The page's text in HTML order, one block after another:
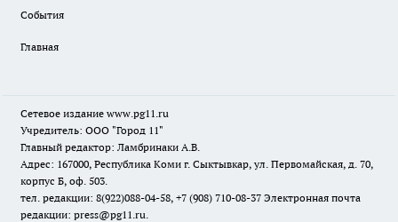
События
Главная
Сетевое издание www.pg11.ru
Учредитель: ООО "Город 11"
Главный редактор: Ламбринаки А.В.
Адрес: 167000, Республика Коми г. Сыктывкар, ул. Первомайская, д. 70,
корпус Б, оф. 503.
тел. редакции: 8(922)088-04-58, +7 (908) 710-08-37 Электронная почта
редакции: press@pg11.ru.